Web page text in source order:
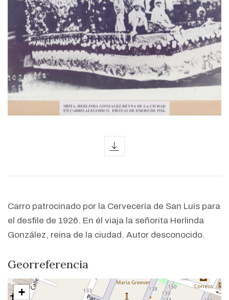
Carro patrocinado por la Cervecería de San Luis para
el desfile de 1926. En él viaja la señorita Herlinda
González, reina de la ciudad. Autor desconocido.
Georreferencia
+